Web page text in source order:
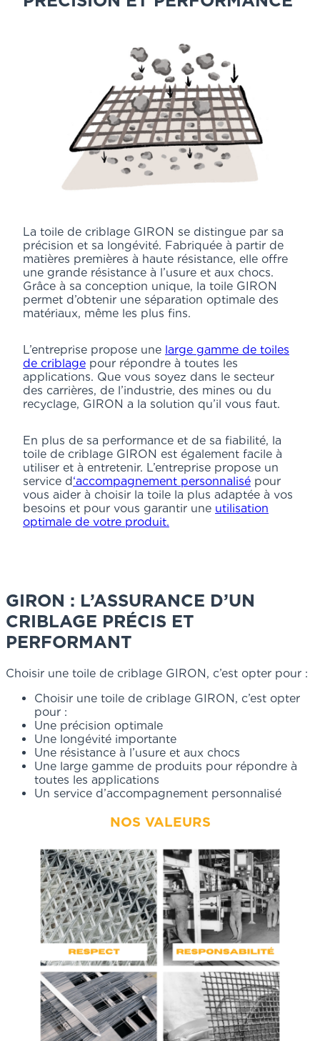
La toile de criblage GIRON se distingue par sa
précision et sa longévité. Fabriquée à partir de
matières premières à haute résistance, elle offre
une grande résistance à l’usure et aux chocs.
Grâce à sa conception unique, la toile GIRON
permet d’obtenir une séparation optimale des
matériaux, même les plus fins.
L’entreprise propose une large gamme de toiles
de criblage pour répondre à toutes les
applications. Que vous soyez dans le secteur
des carrières, de l’industrie, des mines ou du
recyclage, GIRON a la solution qu’il vous faut.
En plus de sa performance et de sa fiabilité, la
toile de criblage GIRON est également facile à
utiliser et à entretenir. L’entreprise propose un
service d ‘accompagnement personnalisé pour
vous aider à choisir la toile la plus adaptée à vos
besoins et pour vous garantir une utilisation
optimale de votre produit.
GIRON : L’ASSURANCE D’UN
CRIBLAGE PRÉCIS ET
PERFORMANT
Choisir une toile de criblage GIRON, c’est opter pour :
Choisir une toile de criblage GIRON, c’est opter
pour :
Une précision optimale
Une longévité importante
Une résistance à l’usure et aux chocs
Une large gamme de produits pour répondre à
toutes les applications
Un service d’accompagnement personnalisé
NOS VALEURS